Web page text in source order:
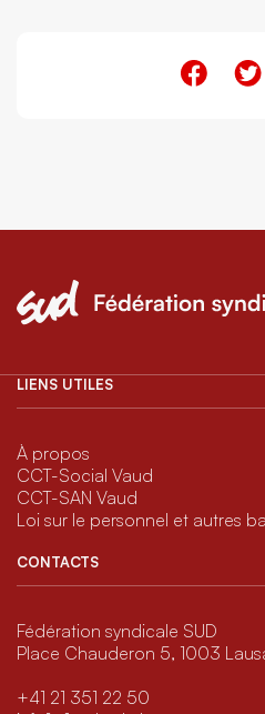
LIENS UTILES
À propos
CCT-Social Vaud
CCT-SAN Vaud
Loi sur le personnel et autres
CONTACTS
Fédération syndicale SUD
Place Chauderon 5, 1003
+41 21 351 22 50